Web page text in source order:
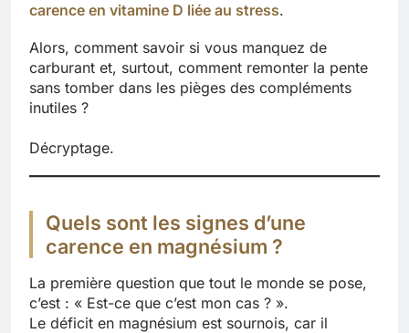
carence en vitamine D liée au stress.
Alors, comment savoir si vous manquez de
carburant et, surtout, comment remonter la pente
sans tomber dans les pièges des compléments
inutiles ?
Décryptage.
Quels sont les signes d’une
carence en magnésium ?
La première question que tout le monde se pose,
c’est : « Est-ce que c’est mon cas ? ».
Le déficit en magnésium est sournois, car il